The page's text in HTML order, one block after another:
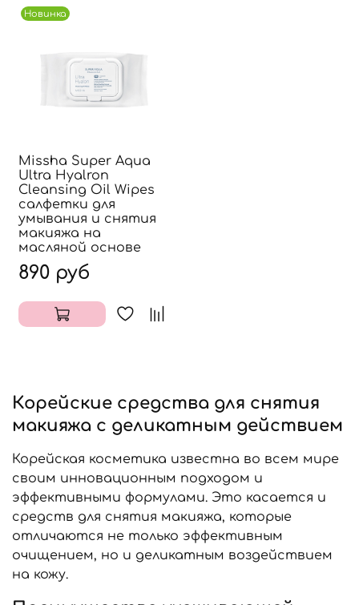
Новинка
Missha Super Aqua
Ultra Hyalron
Cleansing Oil Wipes
салфетки для
умывания и снятия
макияжа на
масляной основе
890 руб
Корейские средства для снятия
макияжа с деликатным действием
Корейская косметика известна во всем мире
своим инновационным подходом и
эффективными формулами. Это касается и
средств для снятия макияжа, которые
отличаются не только эффективным
очищением, но и деликатным воздействием
на кожу.